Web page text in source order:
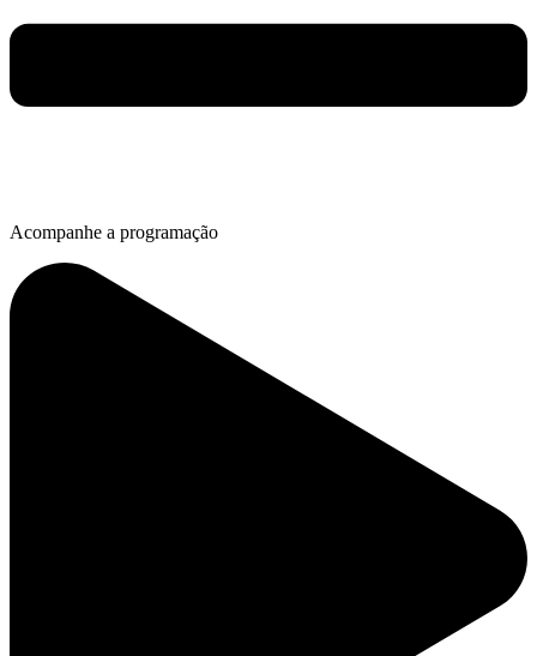
Acompanhe a programação